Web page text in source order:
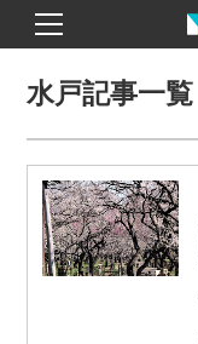
水戸記事一覧